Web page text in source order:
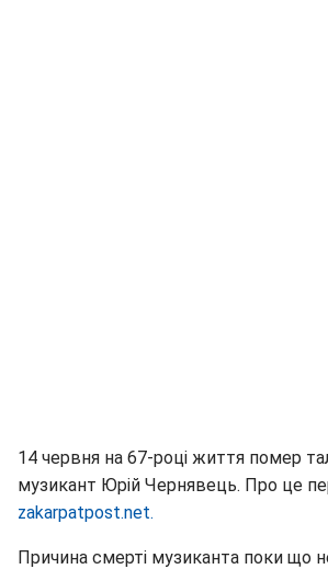
14 червня на 67-році життя помер
музикант Юрій Чернявець. Про це
zakarpatpost.net.
Причина смерті музиканта поки що